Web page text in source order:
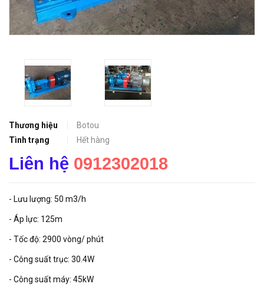
Thương hiệu
Botou
Tình trạng
Hết hàng
Liên hệ 0912302018
- Lưu lượng: 50 m3/h
- Áp lực: 125m
- Tốc độ: 2900 vòng/ phút
- Công suất trục: 30.4W
- Công suất máy: 45kW